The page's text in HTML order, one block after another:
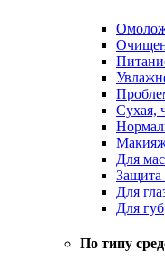
Сухая,
Для
Защита
Для
Для губ
По типу